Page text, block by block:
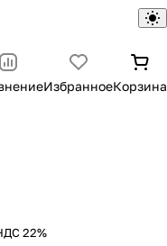
ИзбранноеКорзина
22%